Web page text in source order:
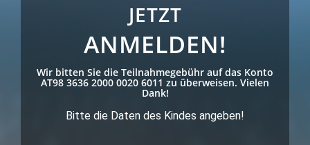
JETZT
ANMELDEN!
Wir bitten Sie die Teilnahmegebühr auf das Konto
AT98 3636 2000 0020 6011 zu überweisen. Vielen
Dank!
Bitte die Daten des Kindes angeben!